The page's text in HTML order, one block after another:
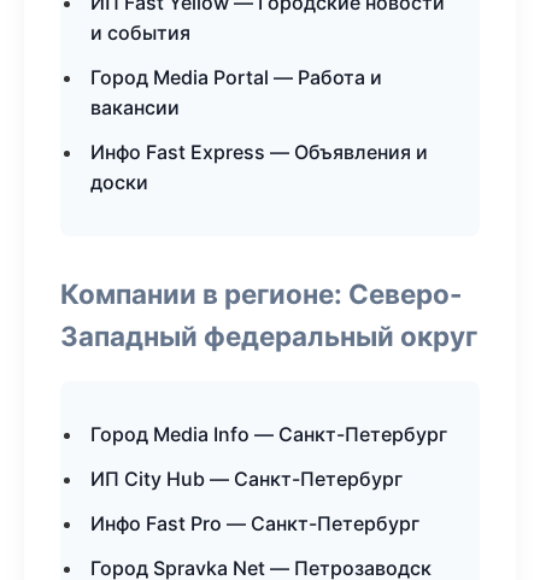
и события
Город Media Portal — Работа и
вакансии
Инфо Fast Express — Объявления и
доски
Компании в регионе: Северо-
Западный федеральный округ
Город Media Info — Санкт-Петербург
ИП City Hub — Санкт-Петербург
Инфо Fast Pro — Санкт-Петербург
Город Spravka Net — Петрозаводск